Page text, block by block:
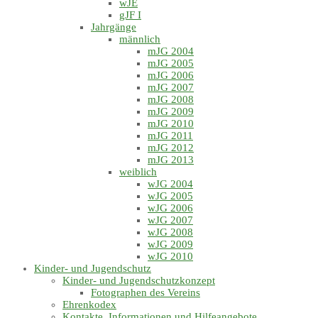
wJE
gJF I
Jahrgänge
männlich
mJG 2004
mJG 2005
mJG 2006
mJG 2007
mJG 2008
mJG 2009
mJG 2010
mJG 2011
mJG 2012
mJG 2013
weiblich
wJG 2004
wJG 2005
wJG 2006
wJG 2007
wJG 2008
wJG 2009
wJG 2010
Kinder- und Jugendschutz
Kinder- und Jugendschutzkonzept
Fotographen des Vereins
Ehrenkodex